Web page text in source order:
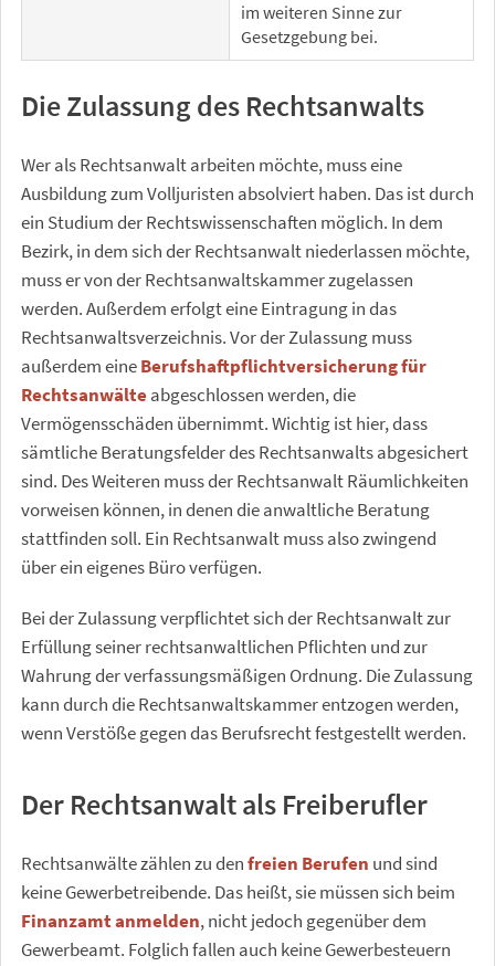
im weiteren Sinne zur
Gesetzgebung bei.
Die Zulassung des Rechtsanwalts
Wer als Rechtsanwalt arbeiten möchte, muss eine
Ausbildung zum Volljuristen absolviert haben. Das ist durch
ein Studium der Rechtswissenschaften möglich. In dem
Bezirk, in dem sich der Rechtsanwalt niederlassen möchte,
muss er von der Rechtsanwaltskammer zugelassen
werden. Außerdem erfolgt eine Eintragung in das
Rechtsanwaltsverzeichnis. Vor der Zulassung muss
außerdem eineBerufshaftpflichtversicherung für
Rechtsanwälteabgeschlossen werden, die
Vermögensschäden übernimmt. Wichtig ist hier, dass
sämtliche Beratungsfelder des Rechtsanwalts abgesichert
sind. Des Weiteren muss der Rechtsanwalt Räumlichkeiten
vorweisen können, in denen die anwaltliche Beratung
stattfinden soll. Ein Rechtsanwalt muss also zwingend
über ein eigenes Büro verfügen.
Bei der Zulassung verpflichtet sich der Rechtsanwalt zur
Erfüllung seiner rechtsanwaltlichen Pflichten und zur
Wahrung der verfassungsmäßigen Ordnung. Die Zulassung
kann durch die Rechtsanwaltskammer entzogen werden,
wenn Verstöße gegen das Berufsrecht festgestellt werden.
Der Rechtsanwalt als Freiberufler
Rechtsanwälte zählen zu denfreien Berufen und sind
keine Gewerbetreibende. Das heißt, sie müssen sich beim
Finanzamt anmelden, nicht jedoch gegenüber dem
Gewerbeamt. Folglich fallen auch keine Gewerbesteuern